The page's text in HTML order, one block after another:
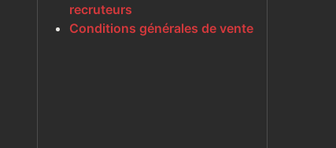
recruteurs
Conditions générales de vente